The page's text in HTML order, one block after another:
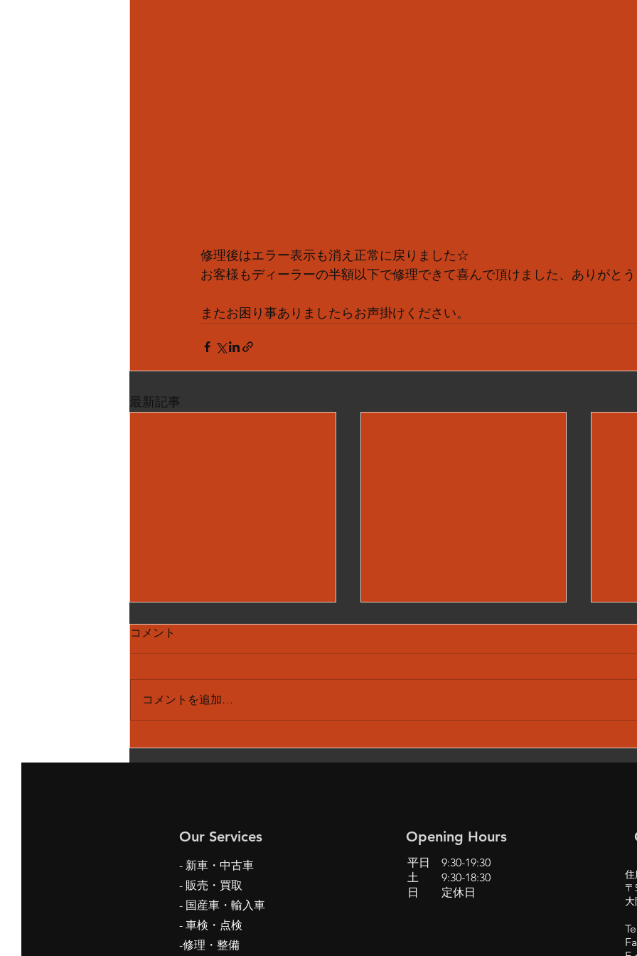
修理後はエラー表示も消え正常に戻りました☆
お客様もディーラーの半額以下で修理できて喜んで頂けました、ありがと
またお困り事ありましたらお声掛けください。
最新記事
ノラマルーフ サンルーフ
転席 暖房効かない 修理
ン
コメント
コメントを追加…
Our Services Opening Hours
- 新車・中古車
- 販売・買取
- 国産車・輸入車
- 車検・点検
-修理・整備
平日 9:30-19:30
土 9:30-18:30
日 定休日
住
〒